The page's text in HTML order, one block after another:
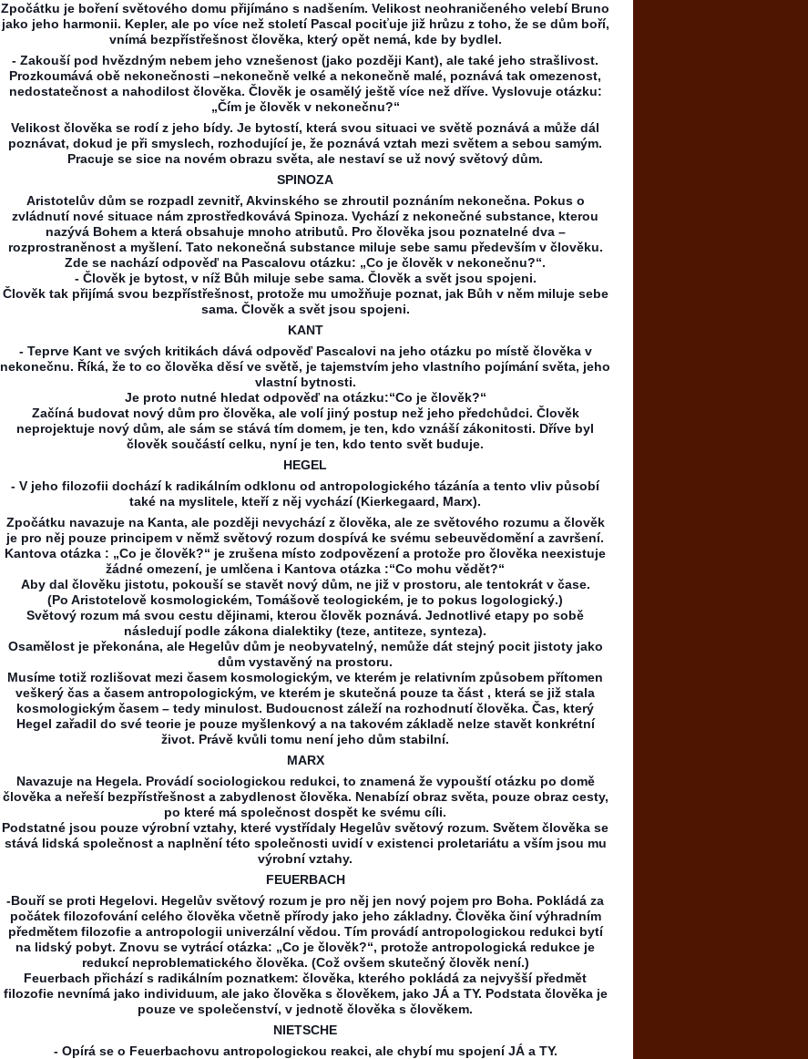
Zpočátku je boření světového domu přijímáno s nadšením. Velikost neohraničeného velebí Bruno
jako jeho harmonii. Kepler, ale po více než století Pascal pociťuje již hrůzu z toho, že se dům boří,
vnímá bezpřístřešnost člověka, který opět nemá, kde by bydlel.
- Zakouší pod hvězdným nebem jeho vznešenost (jako později Kant), ale také jeho strašlivost.
Prozkoumává obě nekonečnosti –nekonečně velké a nekonečně malé, poznává tak omezenost,
nedostatečnost a nahodilost člověka. Člověk je osamělý ještě více než dříve. Vyslovuje otázku:
„Čím je člověk v nekonečnu?“
Velikost člověka se rodí z jeho bídy. Je bytostí, která svou situaci ve světě poznává a může dál
poznávat, dokud je při smyslech, rozhodující je, že poznává vztah mezi světem a sebou samým.
Pracuje se sice na novém obrazu světa, ale nestaví se už nový světový dům.
SPINOZA
Aristotelův dům se rozpadl zevnitř, Akvinského se zhroutil poznáním nekonečna. Pokus o
zvládnutí nové situace nám zprostředkovává Spinoza. Vychází z nekonečné substance, kterou
nazývá Bohem a která obsahuje mnoho atributů. Pro člověka jsou poznatelné dva –
rozprostraněnost a myšlení. Tato nekonečná substance miluje sebe samu především v člověku.
Zde se nachází odpověď na Pascalovu otázku: „Co je člověk v nekonečnu?“.
- Člověk je bytost, v níž Bůh miluje sebe sama. Člověk a svět jsou spojeni.
Člověk tak přijímá svou bezpřístřešnost, protože mu umožňuje poznat, jak Bůh v něm miluje sebe
sama. Člověk a svět jsou spojeni.
KANT
- Teprve Kant ve svých kritikách dává odpověď Pascalovi na jeho otázku po místě člověka v
nekonečnu. Říká, že to co člověka děsí ve světě, je tajemstvím jeho vlastního pojímání světa, jeho
vlastní bytnosti.
Je proto nutné hledat odpověď na otázku:“Co je člověk?“
Začíná budovat nový dům pro člověka, ale volí jiný postup než jeho předchůdci. Člověk
neprojektuje nový dům, ale sám se stává tím domem, je ten, kdo vznáší zákonitosti. Dříve byl
člověk součástí celku, nyní je ten, kdo tento svět buduje.
HEGEL
- V jeho filozofii dochází k radikálním odklonu od antropologického tázánía a tento vliv působí
také na myslitele, kteří z něj vychází (Kierkegaard, Marx).
Zpočátku navazuje na Kanta, ale později nevychází z člověka, ale ze světového rozumu a člověk
je pro něj pouze principem v němž světový rozum dospívá ke svému sebeuvědomění a završení.
Kantova otázka : „Co je člověk?“ je zrušena místo zodpovězení a protože pro člověka neexistuje
žádné omezení, je umlčena i Kantova otázka :“Co mohu vědět?“
Aby dal člověku jistotu, pokouší se stavět nový dům, ne již v prostoru, ale tentokrát v čase.
(Po Aristotelově kosmologickém, Tomášově teologickém, je to pokus logologický.)
Světový rozum má svou cestu dějinami, kterou člověk poznává. Jednotlivé etapy po sobě
následují podle zákona dialektiky (teze, antiteze, synteza).
Osamělost je překonána, ale Hegelův dům je neobyvatelný, nemůže dát stejný pocit jistoty jako
dům vystavěný na prostoru.
Musíme totiž rozlišovat mezi časem kosmologickým, ve kterém je relativním způsobem přítomen
veškerý čas a časem antropologickým, ve kterém je skutečná pouze ta část , která se již stala
kosmologickým časem – tedy minulost. Budoucnost záleží na rozhodnutí člověka. Čas, který
Hegel zařadil do své teorie je pouze myšlenkový a na takovém základě nelze stavět konkrétní
život. Právě kvůli tomu není jeho dům stabilní.
MARX
Navazuje na Hegela. Provádí sociologickou redukci, to znamená že vypouští otázku po domě
člověka a neřeší bezpřístřešnost a zabydlenost člověka. Nenabízí obraz světa, pouze obraz cesty,
po které má společnost dospět ke svému cíli.
Podstatné jsou pouze výrobní vztahy, které vystřídaly Hegelův světový rozum. Světem člověka se
stává lidská společnost a naplnění této společnosti uvidí v existenci proletariátu a vším jsou mu
výrobní vztahy.
FEUERBACH
-Bouří se proti Hegelovi. Hegelův světový rozum je pro něj jen nový pojem pro Boha. Pokládá za
počátek filozofování celého člověka včetně přírody jako jeho základny. Člověka činí výhradním
předmětem filozofie a antropologii univerzální vědou. Tím provádí antropologickou redukci bytí
na lidský pobyt. Znovu se vytrácí otázka: „Co je člověk?“, protože antropologická redukce je
redukcí neproblematického člověka. (Což ovšem skutečný člověk není.)
Feuerbach přichází s radikálním poznatkem: člověka, kterého pokládá za nejvyšší předmět
filozofie nevnímá jako individuum, ale jako člověka s člověkem, jako JÁ a TY. Podstata člověka je
pouze ve společenství, v jednotě člověka s člověkem.
NIETSCHE
- Opírá se o Feuerbachovu antropologickou reakci, ale chybí mu spojení JÁ a TY.